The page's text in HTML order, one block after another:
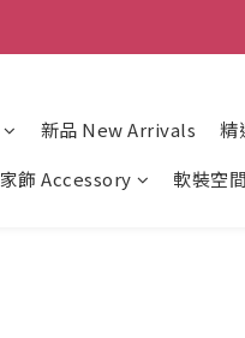
新品 New Arrivals 精
家飾 Accessory 軟裝空